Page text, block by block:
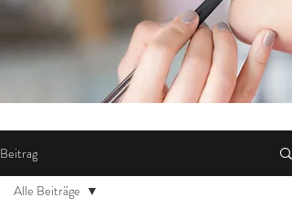
Beitrag
Alle Beiträge